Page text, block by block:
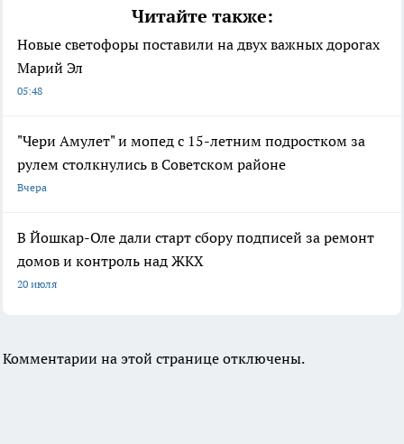
Читайте также:
Новые светофоры поставили на двух важных дорогах
Марий Эл
05:48
"Чери Амулет" и мопед с 15-летним подростком за
рулем столкнулись в Советском районе
Вчера
В Йошкар-Оле дали старт сбору подписей за ремонт
домов и контроль над ЖКХ
20 июля
Комментарии на этой странице отключены.